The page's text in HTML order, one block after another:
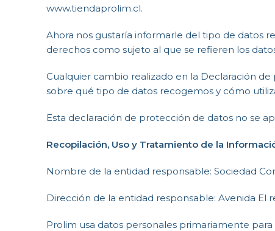
www.tiendaprolim.cl.
Ahora nos gustaría informarle del tipo de datos
derechos como sujeto al que se refieren los
Cualquier cambio realizado en la Declaración
sobre qué tipo de datos recogemos y cómo
Esta declaración de protección de datos no se
Recopilación, Uso y Tratamiento de la
Nombre de la entidad responsable: Sociedad
Dirección de la entidad responsable: Avenida El
Prolim usa datos personales primariamente